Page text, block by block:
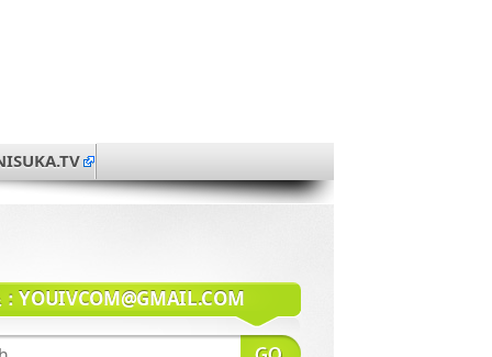
YOUIVCOM@GMAIL.COM